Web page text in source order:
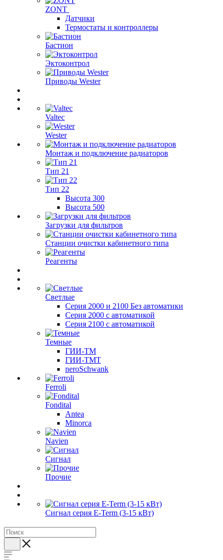
ZONT
Датчики
Термостаты и контроллеры
Бастион
Эктоконтрол
Приводы Wester
Valtec
Wester
Монтаж и подключение радиаторов
Тип 21
Тип 22
Высота 300
Высота 500
Загрузки для фильтров
Станции очистки кабинетного типа
Реагенты
Светлые
Серия 2000 и 2100 Без автоматики
Серия 2000 с автоматикой
Серия 2100 с автоматикой
Темные
ГИИ-ТМ
ГИИ-ТМТ
neroSchwank
Ferroli
Fondital
Antea
Minorca
Navien
Сигнал
Прочие
Сигнал серия E-Term (3-15 кВт)